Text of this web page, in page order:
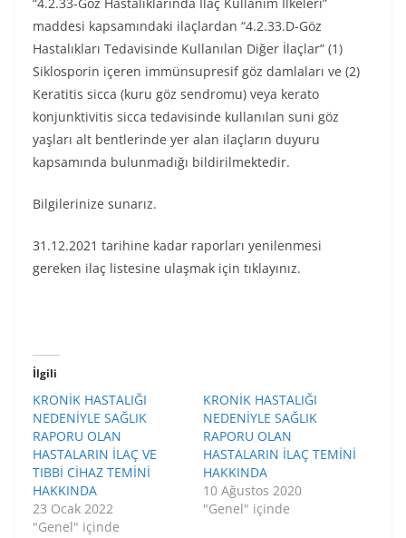
maddesi kapsamındaki ilaçlardan “4.2.33.D-Göz
Hastalıkları Tedavisinde Kullanılan Diğer İlaçlar” (1)
Siklosporin içeren immünsupresif göz damlaları ve (2)
Keratitis sicca (kuru göz sendromu) veya kerato
konjunktivitis sicca tedavisinde kullanılan suni göz
yaşları alt bentlerinde yer alan ilaçların duyuru
kapsamında bulunmadığı bildirilmektedir.
Bilgilerinize sunarız.
31.12.2021 tarihine kadar raporları yenilenmesi
gereken ilaç listesine ulaşmak için tıklayınız.
İlgili
KRONİK HASTALIĞI
NEDENİYLE SAĞLIK
RAPORU OLAN
HASTALARIN İLAÇ VE
TIBBİ CİHAZ TEMİNİ
HAKKINDA
23 Ocak 2022
"Genel" içinde
KRONİK HASTALIĞI
NEDENİYLE SAĞLIK
RAPORU OLAN
HASTALARIN İLAÇ TEMİNİ
HAKKINDA
10 Ağustos 2020
"Genel" içinde